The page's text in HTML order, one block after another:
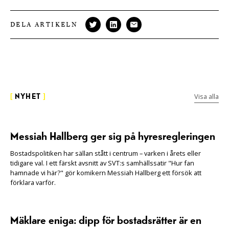
DELA ARTIKELN
NYHET Visa alla
Messiah Hallberg ger sig på hyresregleringen
Bostadspolitiken har sällan stått i centrum – varken i årets eller
tidigare val. I ett färskt avsnitt av SVT:s samhällssatir "Hur fan
hamnade vi här?" gör komikern Messiah Hallberg ett försök att
förklara varför.
Mäklare eniga: dipp för bostadsrätter är en